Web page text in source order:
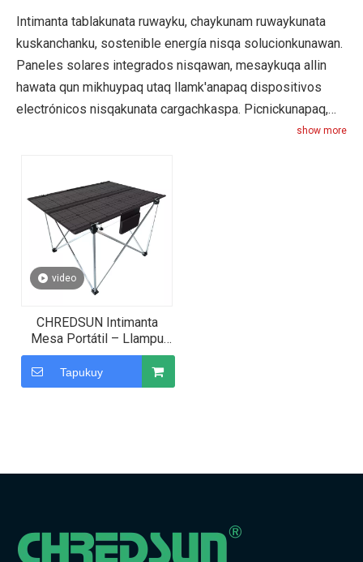
Intimanta tablakunata ruwayku, chaykunam ruwaykunata
kuskanchanku, sostenible energía nisqa solucionkunawan.
Paneles solares integrados nisqawan, mesaykuqa allin
hawata qun mikhuypaq utaq llamk'anapaq dispositivos
electrónicos nisqakunata cargachkaspa. Picnickunapaq,
campingpaq utaq qhipa kanchapi llamk'anapaq allin,show more
video
CHREDSUN Intimanta
Mesa Portátil – Llampu
Plegable Intimanta Carga
Mesa Camping & Hawapi
llamk’anapaq
Tapukuy